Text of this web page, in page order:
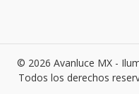
© 2026 Avanluce MX -
Todos los derechos